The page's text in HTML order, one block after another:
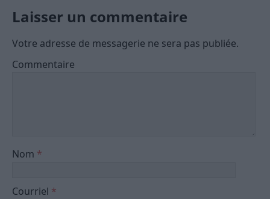
Laisser un commentaire
Votre adresse de messagerie ne sera pas publiée.
Commentaire
Nom *
Courriel *